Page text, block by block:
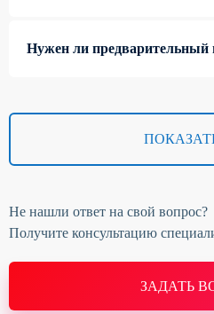
Не нашли ответ на свой вопрос?
Получите консультацию
ЗАДАТЬ
Нужен ли предварительный